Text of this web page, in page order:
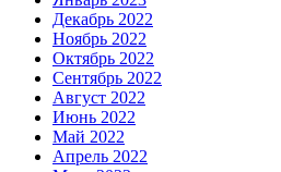
Декабрь 2022
Ноябрь 2022
Октябрь 2022
Сентябрь 2022
Август 2022
Июнь 2022
Май 2022
Апрель 2022